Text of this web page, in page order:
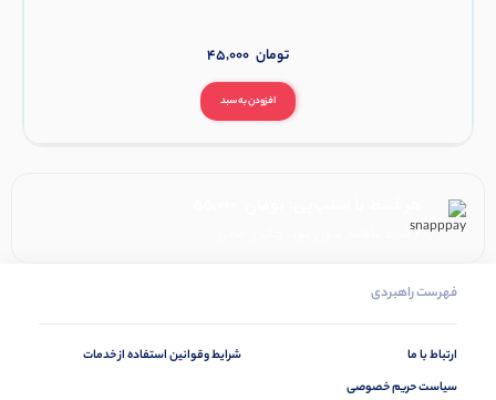
افزودن به سبد
45,000 تومان
۴ قسط ماهانه. بدون سود، چک و ضامن.
فهرست راهبردی
ارتباط با ما
سیاست حریم خصوصی
شرایط وقوانین استفاده از خدمات